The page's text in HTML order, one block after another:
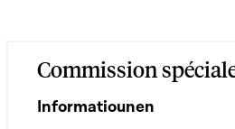
Commission
Informatiounen